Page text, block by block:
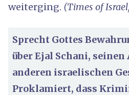
weiterging. (Times of
Sprecht Gottes
über Ejal Schani,
anderen israelischen
Proklamiert, dass